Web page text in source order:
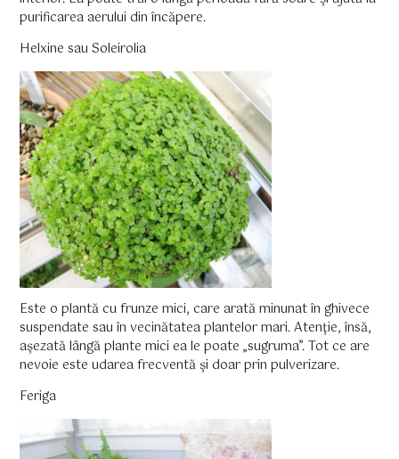
purificarea aerului din încăpere.
Helxine sau Soleirolia
Este o plantă cu frunze mici, care arată minunat în ghivece
suspendate sau în vecinătatea plantelor mari. Atenţie, însă,
aşezată lângă plante mici ea le poate „sugruma”. Tot ce are
nevoie este udarea frecventă şi doar prin pulverizare.
Feriga